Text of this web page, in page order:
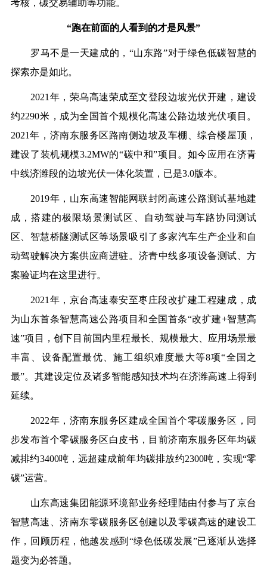
考核，碳交易辅助等功能。
“跑在前面的人看到的才是风景”
罗马不是一天建成的，“山东路”对于绿色低碳智慧的
探索亦是如此。
2021年，荣乌高速荣成至文登段边坡光伏开建，建设
约2290米，成为全国首个规模化高速公路边坡光伏项目。
2021年，济南东服务区路南侧边坡及车棚、综合楼屋顶，
建设了装机规模3.2MW的“碳中和”项目。如今应用在济青
中线济潍段的边坡光伏一体化装置，已是3.0版本。
2019年，山东高速智能网联封闭高速公路测试基地建
成，搭建的极限场景测试区、自动驾驶与车路协同测试
区、智慧桥隧测试区等场景吸引了多家汽车生产企业和自
动驾驶解决方案供应商进驻。济青中线多项设备测试、方
案验证均在这里进行。
2021年，京台高速泰安至枣庄段改扩建工程建成，成
为山东首条智慧高速公路项目和全国首条“改扩建+智慧高
速”项目，创下目前国内里程最长、规模最大、应用场景最
丰富、设备配置最优、施工组织难度最大等8项“全国之
最”。其建设定位及诸多智能感知技术均在济潍高速上得到
延续。
2022年，济南东服务区建成全国首个零碳服务区，同
步发布首个零碳服务区白皮书，目前济南东服务区年均碳
减排约3400吨，远超建成前年均碳排放约2300吨，实现“零
碳”运营。
山东高速集团能源环境部业务经理陆由付参与了京台
智慧高速、济南东零碳服务区创建以及零碳高速的建设工
作，回顾历程，他越发感到“绿色低碳发展”已逐渐从选择
题变为必答题。